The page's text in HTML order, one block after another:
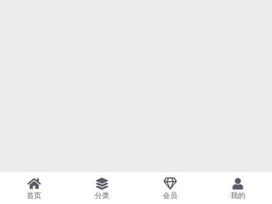
首页 分类 会员 我的